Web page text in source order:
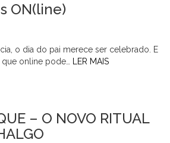
ON(line)
o dia do pai merece ser celebrado. E
online pode…
LER MAIS
– O NOVO RITUAL